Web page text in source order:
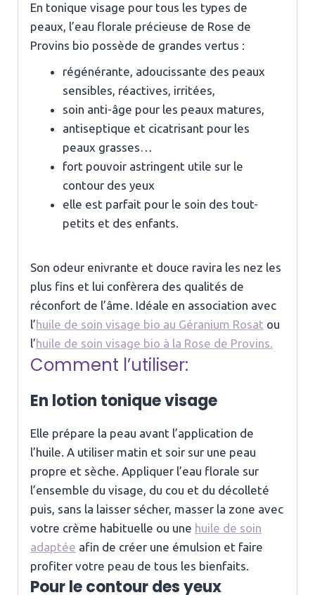
En tonique visage pour tous les types de
peaux, l’eau florale précieuse de Rose de
Provins bio possède de grandes vertus :
régénérante, adoucissante des peaux
sensibles, réactives, irritées,
soin anti-âge pour les peaux matures,
antiseptique et cicatrisant pour les
peaux grasses…
fort pouvoir astringent utile sur le
contour des yeux
elle est parfait pour le soin des tout-
petits et des enfants.
Son odeur enivrante et douce ravira les nez les
plus fins et lui confèrera des qualités de
réconfort de l’âme. Idéale en association avec
l’huile de soin visage bio au Géranium Rosat ou
l’huile de soin visage bio à la Rose de Provins.
Comment l’utiliser:
En lotion tonique visage
Elle prépare la peau avant l’application de
l’huile. A utiliser matin et soir sur une peau
propre et sèche. Appliquer l’eau florale sur
l’ensemble du visage, du cou et du décolleté
puis, sans la laisser sécher, masser la zone avec
votre crème habituelle ou une huile de soin
adaptée afin de créer une émulsion et faire
profiter votre peau de tous les bienfaits.
Pour le contour des yeux